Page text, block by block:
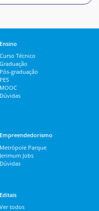
Ensino
Curso Técnico
Graduação
Pós-graduação
PES
MOOC
Dúvidas
Empreendedorismo
Metrópole Parque
Jerimum Jobs
Dúvidas
Editais
Ver todos